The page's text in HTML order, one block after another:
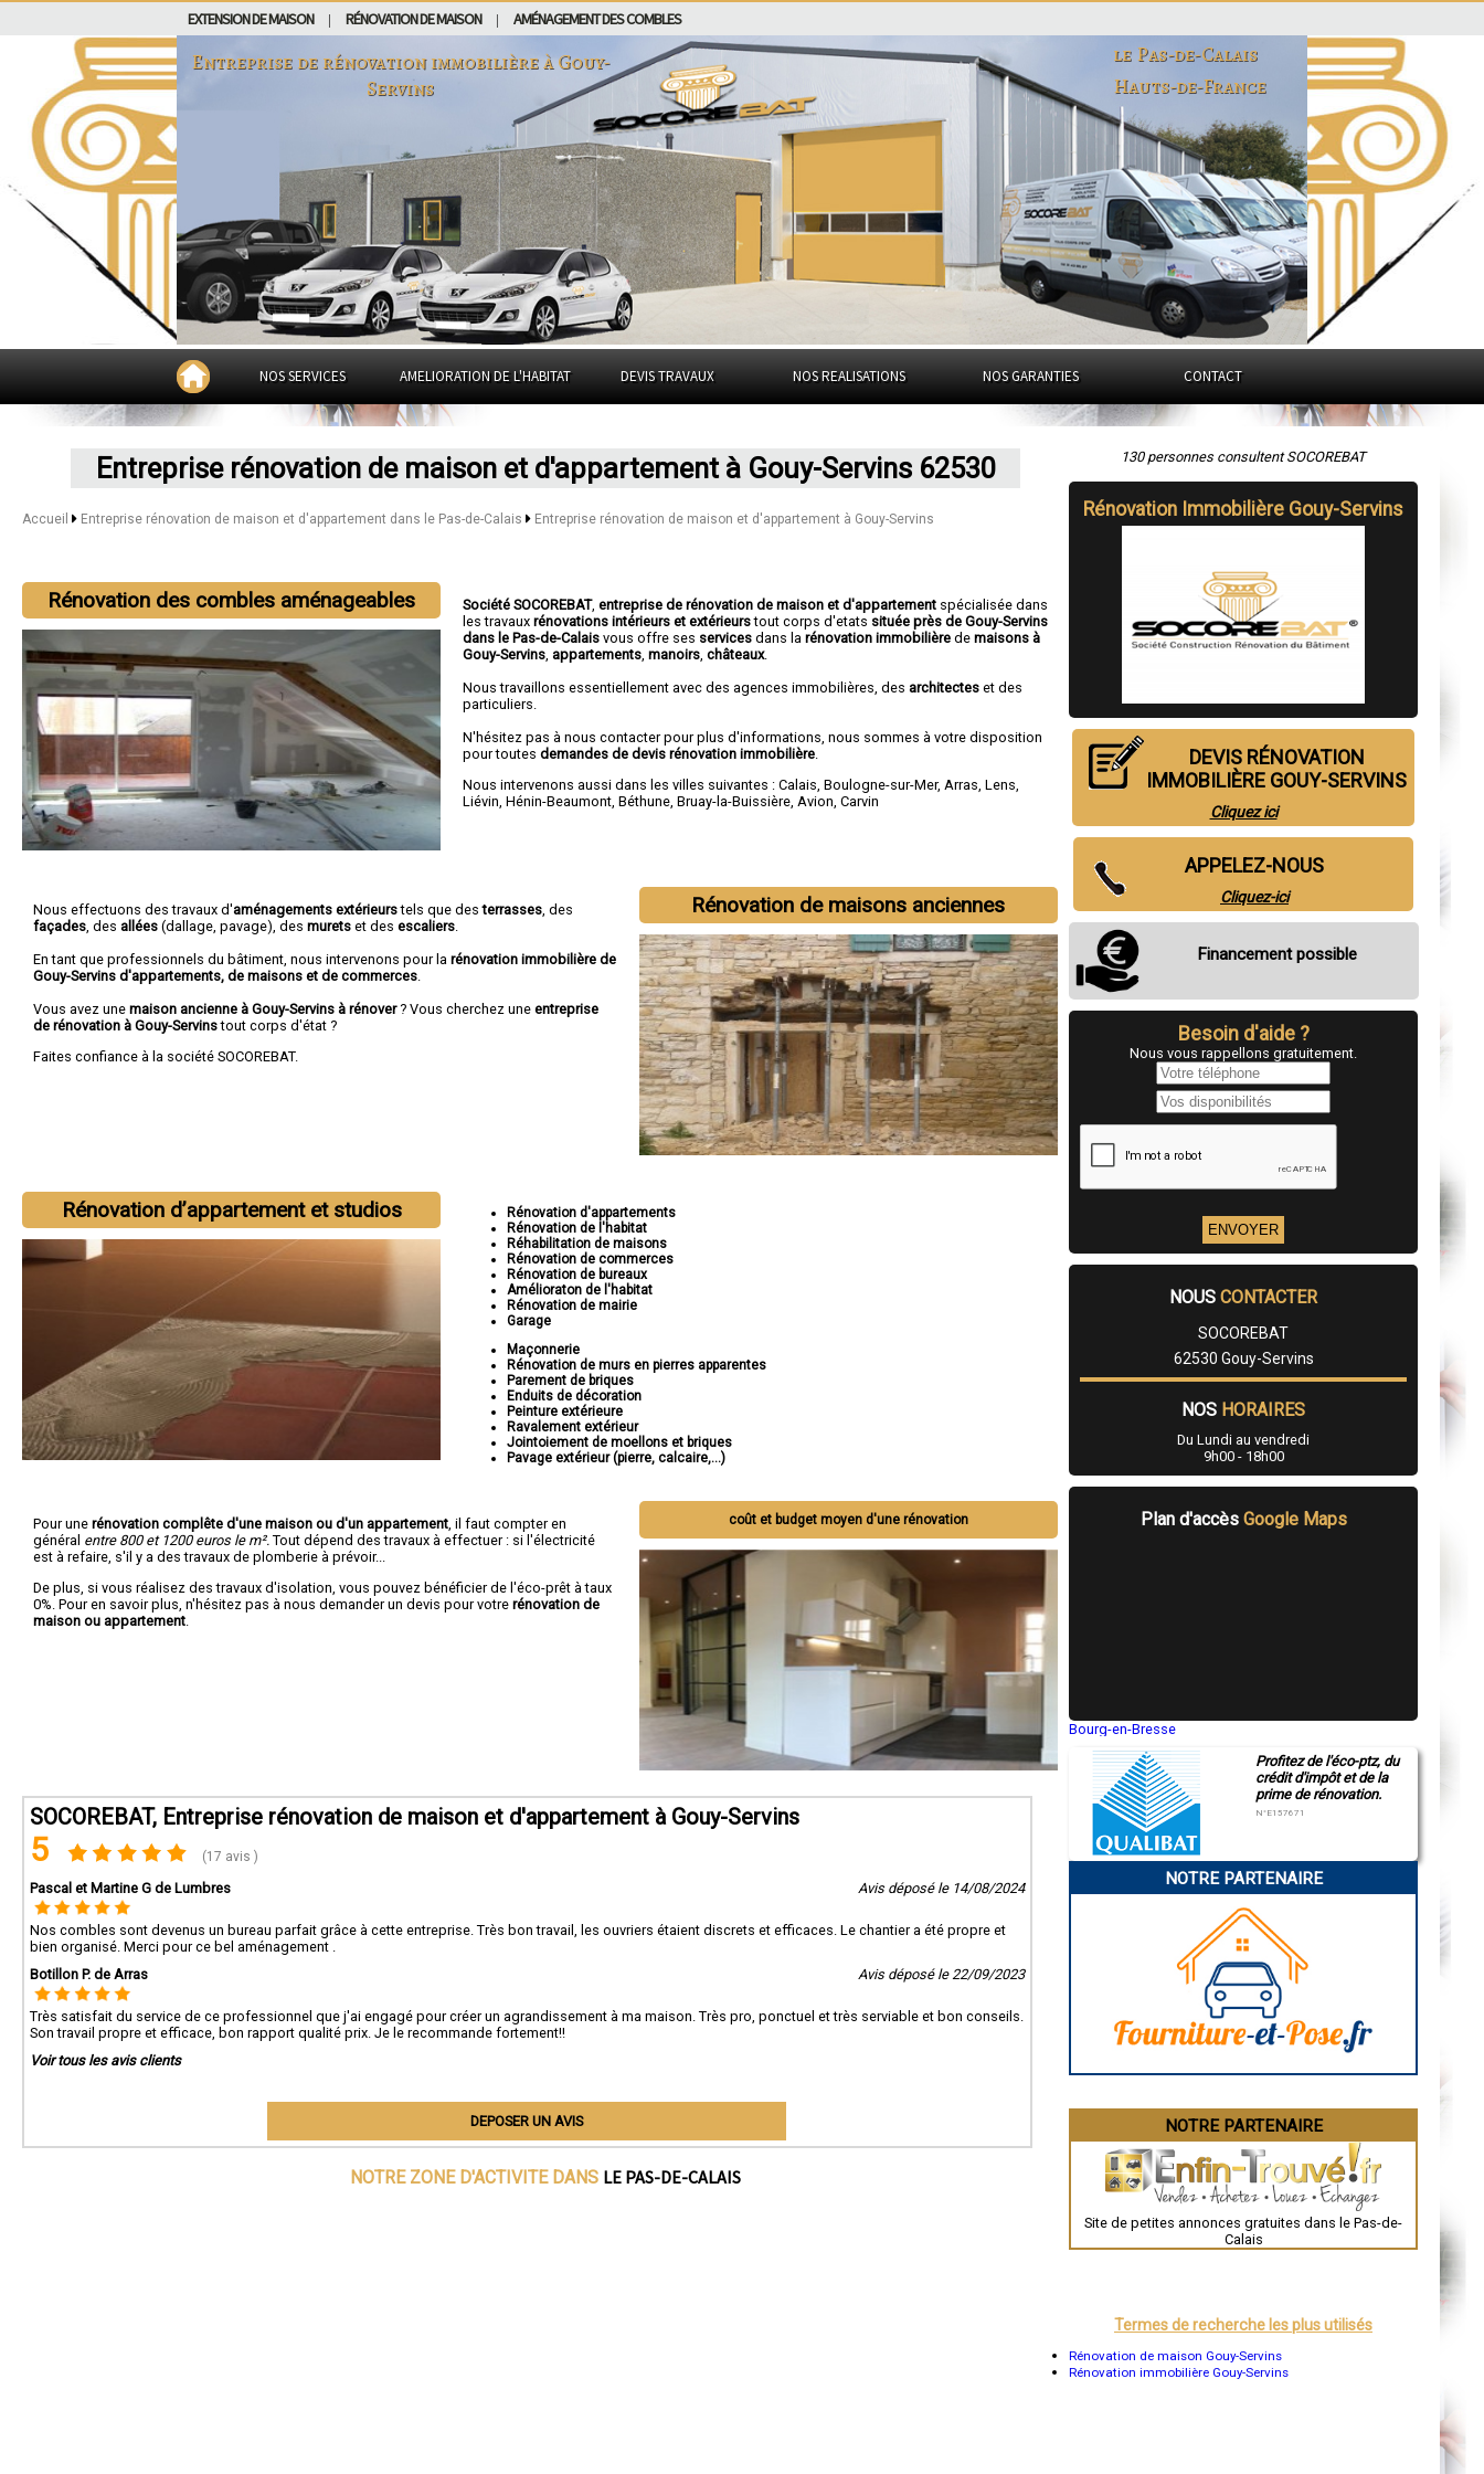
EXTENSION DE MAISON RÉNOVATION DE MAISON AMÉNAGEMENT DES COMBLES
Entreprise de rénovation immobilière àGouy-
Servins
le Pas-de-Calais
Hauts-de-France
NOS SERVICES AMELIORATION DE L'HABITAT DEVIS TRAVAUX NOS REALISATIONS NOS GARANTIES CONTACT
Entreprise rénovation de maison et d'appartement à Gouy-Servins 62530
Accueil Entreprise rénovation de maison et d'appartement dans le Pas-de-Calais Entreprise rénovation de maison et d'appartement à Gouy-Servins
Rénovation des combles aménageables Société SOCOREBAT,entreprise de rénovation de maison et d'appartement spécialisée dans
les travauxrénovations intérieurs et extérieurstout corps d'etats située près de Gouy-Servins
dans le Pas-de-Calaisvous offre ses services dans larénovation immobilière demaisons à
Gouy-Servins appartements ,manoirs ,châteaux.
Nous travaillons essentiellement avec des agences immobilières, des architectes et des
particuliers.
N'hésitez pas à nous contacter pour plus d'informations, nous sommes à votre disposition
pour toutesdemandes de devis rénovation immobilière
Nous intervenons aussi dans les villes suivantes :Calais ,Boulogne-sur-Mer, Arras ,Lens
Liévin ,Hénin-Beaumont ,Béthune ,Bruay-la-Buissière Avion ,Carvin
Rénovation de maisons anciennes
Nous effectuons des travaux d'aménagements extérieurstels que desterrasses , des
façades , des allées (dallage, pavage), des murets et des escaliers
En tant que professionnels du bâtiment, nous intervenons pour la rénovation immobilière de
Gouy-Servins d'appartements, de maisons et de commerces
Vous avez une maison ancienne à Gouy-Servins à rénover? Vous cherchez une entreprise
de rénovation à Gouy-Servinstout corps d'état ?
Faites confiance à la société SOCOREBAT.
Rénovation d’appartement et studios
Rénovation d'appartements
Rénovation de l'habitat
Réhabilitation de maisons
Rénovation de commerces
Rénovation de bureaux
Amélioraton de l'habitat
Rénovation de mairie
Garage
Maçonnerie
Rénovation de murs en pierres apparentes
Parement de briques
Enduits de décoration
Peinture extérieure
Ravalement extérieur
Jointoiement de moellons et briques
Pavage extérieur (pierre, calcaire,...)
coût et budget moyen d'une rénovation
Pour une rénovation complête d'une maison ou d'un appartement , il faut compter en
général entre 800 et 1200 euros le m². Tout dépend des travaux à effectuer : si l'électricité
est à refaire, s'il y a des travaux de plomberie à prévoir...
De plus, si vous réalisez des travaux d'isolation, vous pouvez bénéficier de l'éco-prêt à taux
0%. Pour en savoir plus, n'hésitez pas à nous demander un devis pour votre rénovation de
maison ou appartement
SOCOREBAT, Entreprise rénovation de maison et d'appartement à Gouy-Servins
5 (17 avis )
Pascal et Martine G de Lumbres Avis déposé le 14/08/2024
Nos combles sont devenus un bureau parfait grâce à cette entreprise. Très bon travail, les ouvriers étaient discrets et efficaces. Le chantier a été propre et
bien organisé. Merci pour ce bel aménagement .
Botillon P. de Arras
Avis déposé le 22/09/2023
Très satisfait du service de ce professionnel que j'ai engagé pour créer un agrandissement à ma maison. Très pro, ponctuel et très serviable et bon conseils.
Son travail propre et efficace, bon rapport qualité prix. Je le recommande fortement!!
Voir tous les avis clients
DEPOSER UN AVIS
NOTRE ZONE D'ACTIVITE DANS LE PAS-DE-CALAIS
130 personnes consultent SOCOREBAT
Rénovation Immobilière Gouy-Servins
DEVIS RÉNOVATION
IMMOBILIÈRE GOUY-SERVINS
Cliquez ici
APPELEZ-NOUS
Cliquez-ici
Financement possible
Besoin d'aide ?
Nous vous rappellons gratuitement.
NOUS CONTACTER
SOCOREBAT
62530 Gouy-Servins
NOS HORAIRES
Du Lundi au vendredi
9h00 - 18h00
Plan d'accès Google Maps
Bourg-en-Bresse
Montluçon
Manosque
Gap
Charleville-Mézières
Pamiers
Narbonne
Brive-la-Gaillarde
Guéret
Besançon
Évreux
Chartres
Nîmes
Auch
Grenoble
Mont-de-Marsan
Blois
Profitez de l'éco-ptz, du
crédit d'impôt et de la
prime de rénovation.
N°E157671
NOTRE PARTENAIRE
NOTRE PARTENAIRE
Site de petites annonces gratuites dans le Pas-de-
Calais
Termes de recherche les plus utilisés
Rénovation de maison Gouy-Servins
Rénovation immobilière Gouy-Servins